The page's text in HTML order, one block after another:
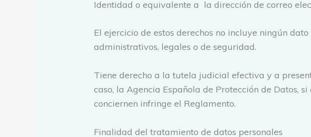
Identidad o equivalente a la dirección de correo
El ejercicio de estos derechos no incluye ningún
administrativos, legales o de seguridad.
Tiene derecho a la tutela judicial efectiva y a
caso, la Agencia Española de Protección de Datos,
conciernen infringe el Reglamento.
Finalidad del tratamiento de datos personales